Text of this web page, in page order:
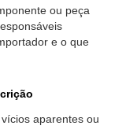
ou peça
e o que
aparentes ou